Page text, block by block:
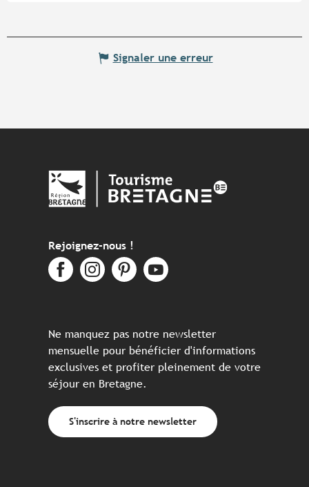
Signaler une erreur
Rejoignez-nous !
Ne manquez pas notre newsletter
mensuelle pour bénéficier d'informations
exclusives et profiter pleinement de votre
séjour en Bretagne.
S'inscrire à notre newsletter